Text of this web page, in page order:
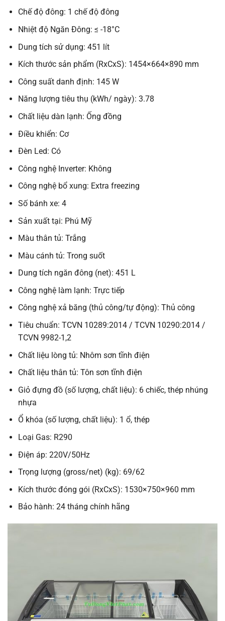
Chế độ đông: 1 chế độ đông
Nhiệt độ Ngăn Đông: ≤ -18°C
Dung tích sử dụng: 451 lít
Kích thước sản phẩm (RxCxS): 1454×664×890 mm
Công suất danh định: 145 W
Năng lượng tiêu thụ (kWh/ ngày): 3.78
Chất liệu dàn lạnh: Ống đồng
Điều khiển: Cơ
Đèn Led: Có
Công nghệ Inverter: Không
Công nghệ bổ xung: Extra freezing
Số bánh xe: 4
Sản xuất tại: Phú Mỹ
Màu thân tủ: Trắng
Màu cánh tủ: Trong suốt
Dung tích ngăn đông (net): 451 L
Công nghệ làm lạnh: Trực tiếp
Công nghệ xả băng (thủ công/tự động): Thủ công
Tiêu chuẩn: TCVN 10289:2014 / TCVN 10290:2014 /
TCVN 9982-1,2
Chất liệu lòng tủ: Nhôm sơn tĩnh điện
Chất liệu thân tủ: Tôn sơn tĩnh điện
Giỏ đựng đồ (số lượng, chất liệu): 6 chiếc, thép nhúng
nhựa
Ổ khóa (số lượng, chất liệu): 1 ổ, thép
Loại Gas: R290
Điện áp: 220V/50Hz
Trọng lượng (gross/net) (kg): 69/62
Kích thước đóng gói (RxCxS): 1530×750×960 mm
Bảo hành: 24 tháng chính hãng